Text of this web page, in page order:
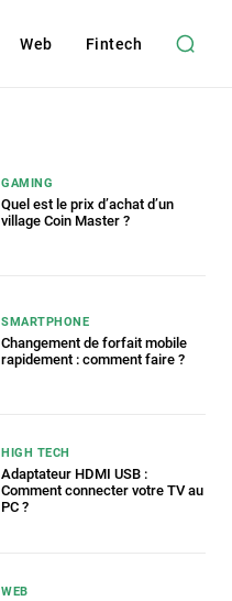
Web Fintech
GAMING
Quel est le prix d’achat d’un
village Coin Master ?
SMARTPHONE
Changement de forfait mobile
rapidement : comment faire ?
HIGH TECH
Adaptateur HDMI USB :
Comment connecter votre TV au
PC ?
WEB